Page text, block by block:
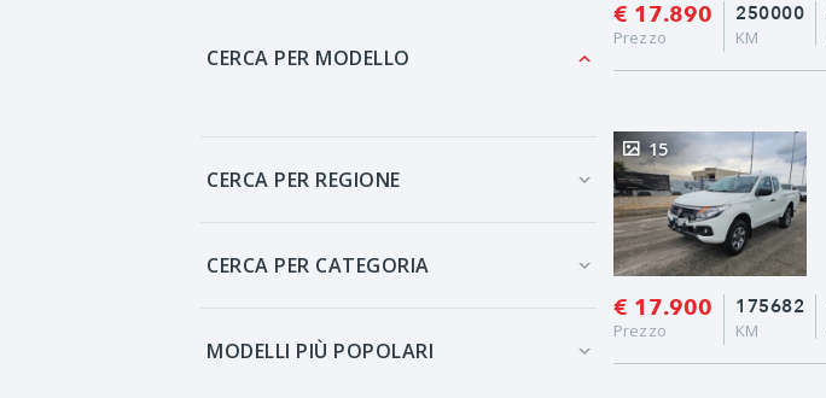
€ 17.890
Prezzo
250000
KM
15
€ 17.900
Prezzo
175682
KM
CERCA PER MODELLO
CERCA PER REGIONE
CERCA PER CATEGORIA
MODELLI PIÙ POPOLARI